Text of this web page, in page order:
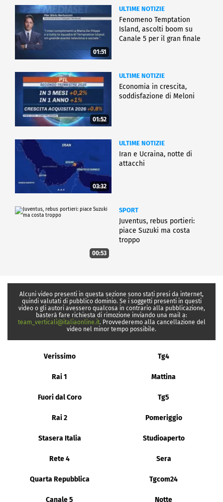
01:51
ULTIME NOTIZIE
Fenomeno Temptation
Island, ascolti boom su
Canale 5 per il gran finale
01:52
ULTIME NOTIZIE
Economia in crescita,
soddisfazione di Meloni
03:32
ULTIME NOTIZIE
Iran e Ucraina, notte di
attacchi
00:53
SPORT
Juventus, rebus portieri:
piace Suzuki ma costa
troppo
Alcuni video presenti in questa sezione sono stati presi da internet,
quindi valutati di pubblico dominio. Se i soggetti presenti in questi
video o gli autori avessero qualcosa in contrario alla pubblicazione,
basterà fare richiesta di rimozione inviando una mail a:
team_verticali@italiaonline.it. Provvederemo alla cancellazione del
video nel minor tempo possibile.
Verissimo Tg4
Rai 1 Mattina
Fuori dal Coro Tg5
Rai 2 Pomeriggio
Stasera Italia Studioaperto
Rete 4 Sera
Quarta Repubblica Tgcom24
Canale 5 Notte